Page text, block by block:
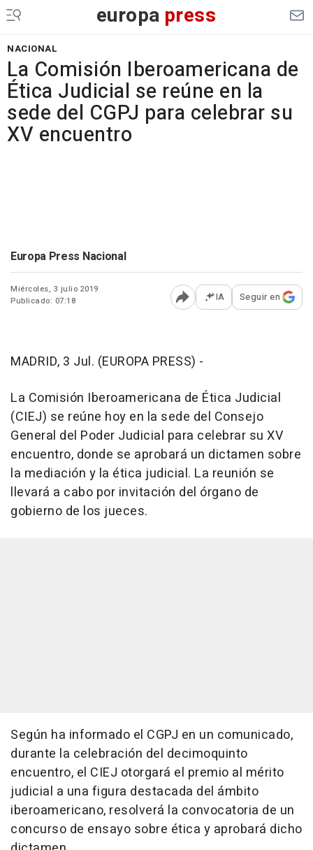
europa press
NACIONAL
La Comisión Iberoamericana de
Ética Judicial se reúne en la
sede del CGPJ para celebrar su
XV encuentro
Europa Press Nacional
Miércoles, 3 julio 2019
Publicado: 07:18
Abrir opciones para
IA Seguir en
MADRID, 3 Jul. (EUROPA PRESS) -
La Comisión Iberoamericana de Ética Judicial
(CIEJ) se reúne hoy en la sede del Consejo
General del Poder Judicial para celebrar su XV
encuentro, donde se aprobará un dictamen sobre
la mediación y la ética judicial. La reunión se
llevará a cabo por invitación del órgano de
gobierno de los jueces.
Según ha informado el CGPJ en un comunicado,
durante la celebración del decimoquinto
encuentro, el CIEJ otorgará el premio al mérito
judicial a una figura destacada del ámbito
iberoamericano, resolverá la convocatoria de un
concurso de ensayo sobre ética y aprobará dicho